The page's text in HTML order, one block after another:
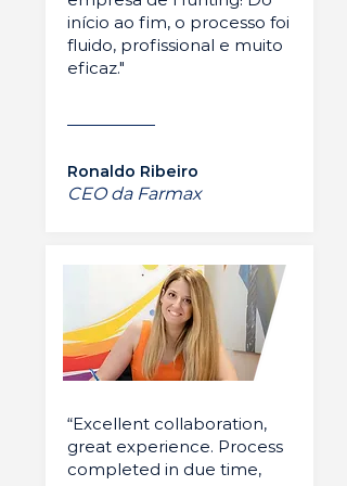
início ao fim, o processo foi
fluido, profissional e muito
eficaz."
Ronaldo Ribeiro
CEO da Farmax
“Excellent collaboration,
great experience. Process
completed in due time,